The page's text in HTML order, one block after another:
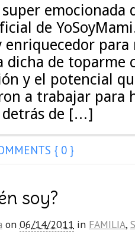
super
de
para
dicha de toparme
y el potencial
a trabajar para
detrás de […]
{ 0 }
soy?
on 06/14/2011 in FAMILIA,